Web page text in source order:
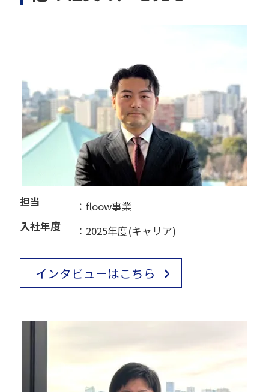
担当
：floow事業
入社年度
：2025年度(キャリア)
インタビューはこちら